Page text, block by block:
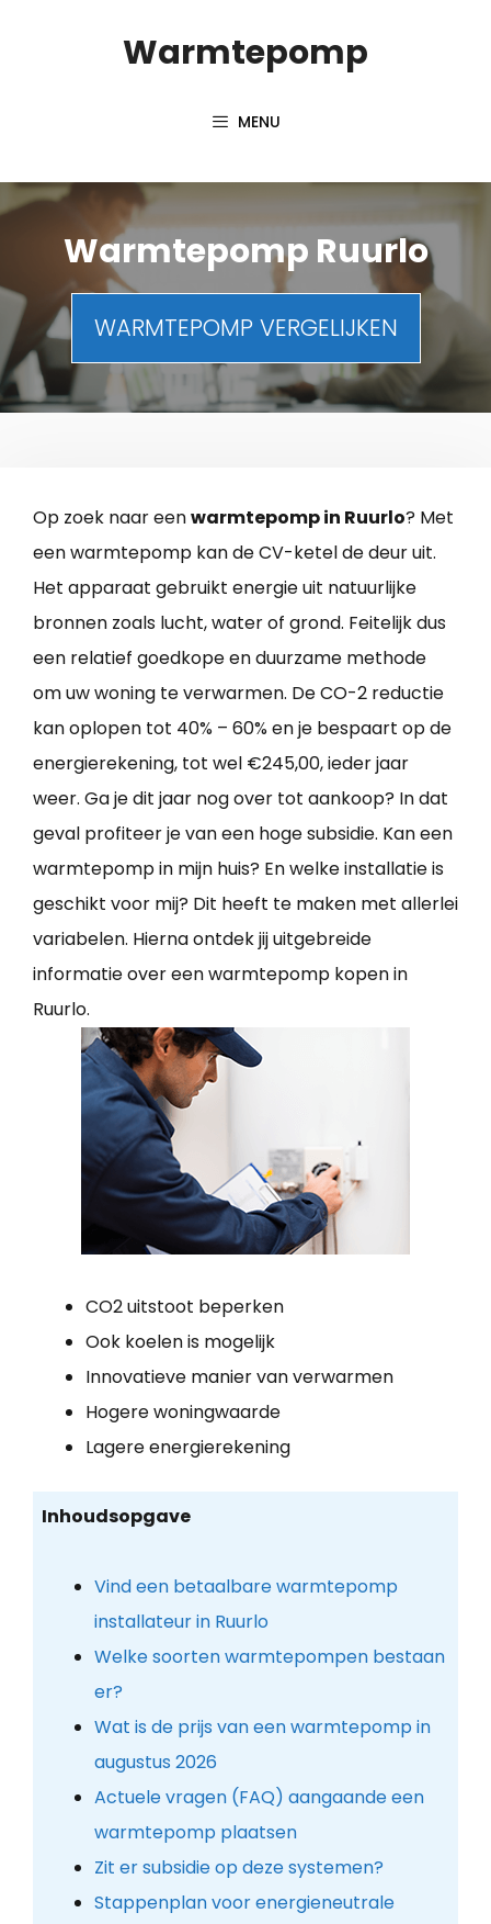
Warmtepomp
MENU
Warmtepomp Ruurlo
WARMTEPOMP VERGELIJKEN
Op zoek naar eenwarmtepomp in Ruurlo? Met
een warmtepomp kan de CV-ketel de deur uit.
Het apparaat gebruikt energie uit natuurlijke
bronnen zoals lucht, water of grond. Feitelijk dus
een relatief goedkope en duurzame methode
om uw woning te verwarmen. De CO-2 reductie
kan oplopen tot 40% – 60% en je bespaart op de
energierekening, tot wel €245,00, ieder jaar
weer. Ga je dit jaar nog over tot aankoop? In dat
geval profiteer je van een hoge subsidie. Kan een
warmtepomp in mijn huis? En welke installatie is
geschikt voor mij? Dit heeft te maken met allerlei
variabelen. Hierna ontdek jij uitgebreide
informatie over een warmtepomp kopen in
Ruurlo.
CO2 uitstoot beperken
Ook koelen is mogelijk
Innovatieve manier van verwarmen
Hogere woningwaarde
Lagere energierekening
Inhoudsopgave
Vind een betaalbare warmtepomp
installateur in Ruurlo
Welke soorten warmtepompen bestaan
er?
Wat is de prijs van een warmtepomp in
augustus 2026
Actuele vragen (FAQ) aangaande een
warmtepomp plaatsen
Zit er subsidie op deze systemen?
Stappenplan voor energieneutrale